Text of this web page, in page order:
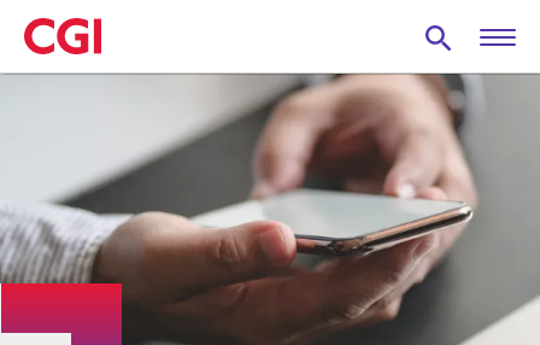
Skip
to
main